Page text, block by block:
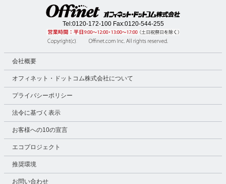
Tel:0120-172-100Fax:0120-544-255
会社概要
オフィネット・ドットコム株式会社について
プライバシーポリシー
法令に基づく表示
お客様への10の宣言
エコプロジェクト
推奨環境
お問い合わせ